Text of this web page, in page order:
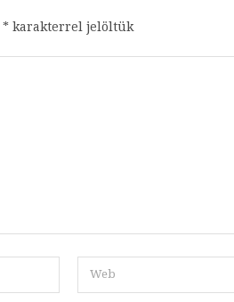
* karakterrel jelöltük